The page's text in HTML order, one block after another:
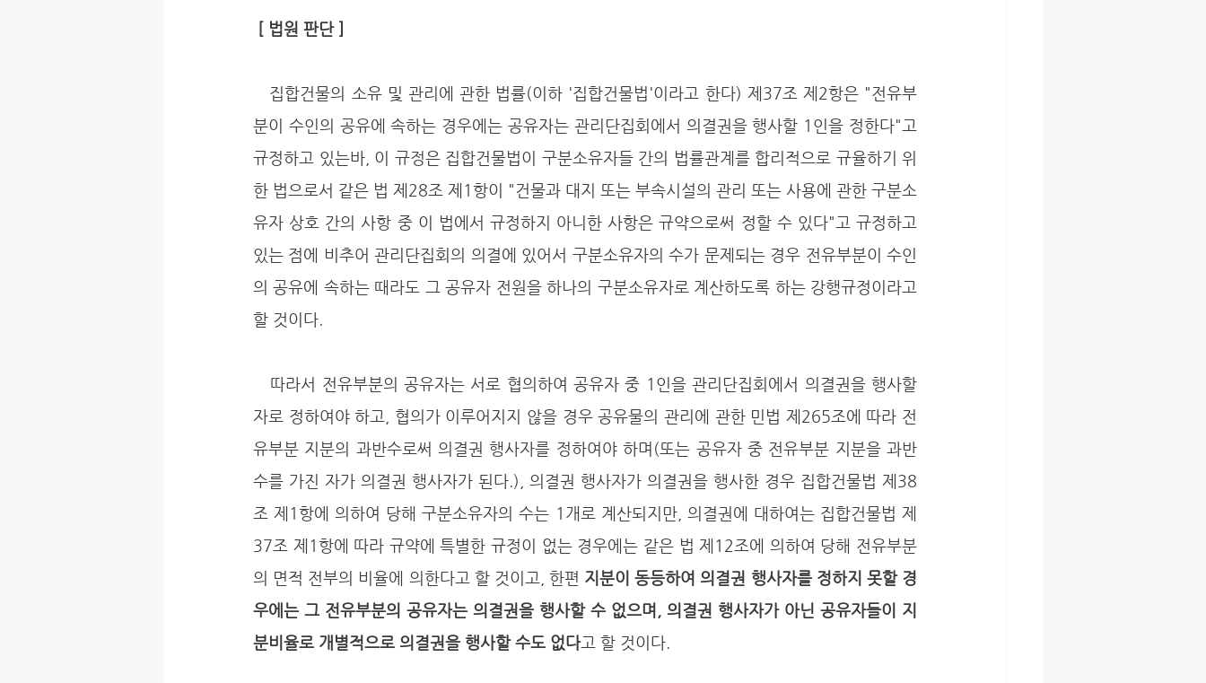
[ 법원 판단 ]
분이 수인의 공유에 속하는 경우에는 공유자는 관리단집회에서 의결권을 행사할 1인을 정한다"고
규정하고 있는바, 이 규정은 집합건물법이 구분소유자들 간의 법률관계를 합리적으로 규율하기 위
한 법으로서 같은 법 제28조 제1항이 "건물과 대지 또는 부속시설의 관리 또는 사용에 관한 구분소
유자 상호 간의 사항 중 이 법에서 규정하지 아니한 사항은 규약으로써 정할 수 있다"고 규정하고
있는 점에 비추어 관리단집회의 의결에 있어서 구분소유자의 수가 문제되는 경우 전유부분이 수인
의 공유에 속하는 때라도 그 공유자 전원을 하나의 구분소유자로 계산하도록 하는 강행규정이라고
할 것이다.
자로 정하여야 하고, 협의가 이루어지지 않을 경우 공유물의 관리에 관한 민법 제265조에 따라 전
유부분 지분의 과반수로써 의결권 행사자를 정하여야 하며(또는 공유자 중 전유부분 지분을 과반
수를 가진 자가 의결권 행사자가 된다.), 의결권 행사자가 의결권을 행사한 경우 집합건물법 제38
조 제1항에 의하여 당해 구분소유자의 수는 1개로 계산되지만, 의결권에 대하여는 집합건물법 제
37조 제1항에 따라 규약에 특별한 규정이 없는 경우에는 같은 법 제12조에 의하여 당해 전유부분
의 면적 전부의 비율에 의한다고 할 것이고, 한편 지분이 동등하여 의결권 행사자를 정하지 못할 경
우에는 그 전유부분의 공유자는 의결권을 행사할 수 없으며, 의결권 행사자가 아닌 공유자들이 지
분비율로 개별적으로 의결권을 행사할 수도 없다고 할 것이다.